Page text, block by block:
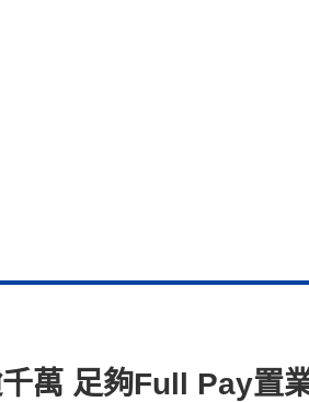
萬 足夠Full Pay置